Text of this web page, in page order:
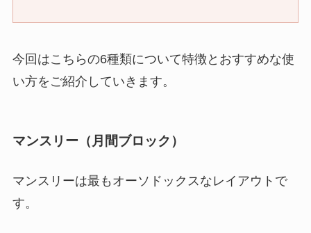
今回はこちらの6種類について特徴とおすすめな使
い方をご紹介していきます。
マンスリー（月間ブロック）
マンスリーは最もオーソドックスなレイアウトで
す。